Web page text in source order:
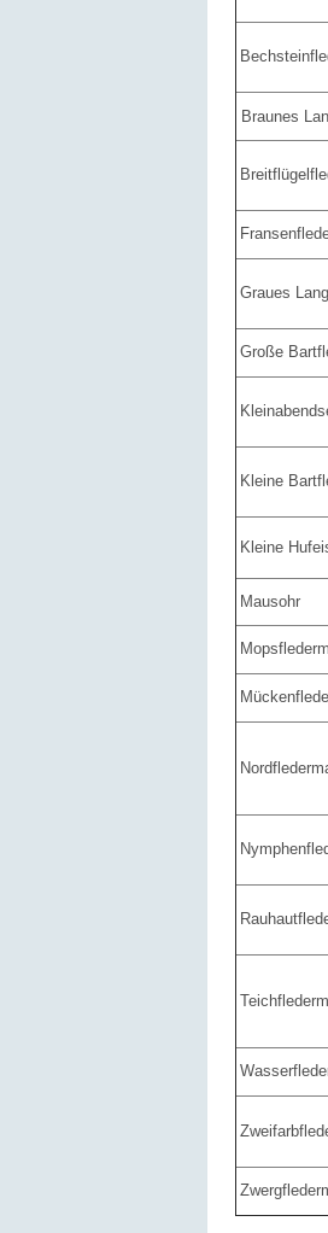
Braunes
Graues
Große
Kleine
Kleine
Mausohr